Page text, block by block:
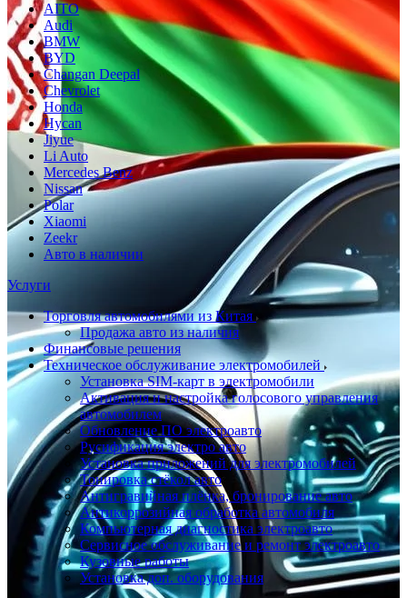
AITO
Audi
BMW
BYD
Changan Deepal
Chevrolet
Honda
Hycan
Jiyue
Li Auto
Mercedes Benz
Nissan
Polar
Xiaomi
Zeekr
Авто в наличии
Услуги
Торговля автомобилями из Китая
Продажа авто из наличия
Финансовые решения
Техническое обслуживание электромобилей
Установка SIM-карт в электромобили
Активация и настройка голосового управления
автомобилем
Обновление ПО электроавто
Русификация электро авто
Установка приложений для электромобилей
Тонировка стёкол авто
Антигравийная плёнка, бронирование авто
Антикоррозийная обработка автомобиля
Компьютерная диагностика электроавто
Сервисное обслуживание и ремонт электроавто
Кузовные работы
Установка доп. оборудования